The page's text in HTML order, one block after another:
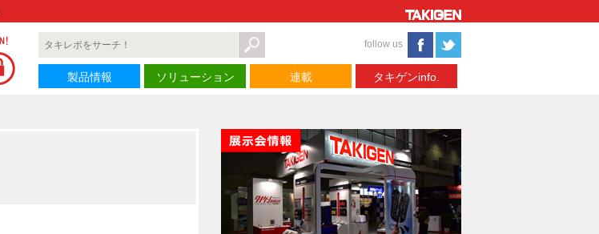
follow us
製品情報 ソリューション 連載 タキゲンinfo.